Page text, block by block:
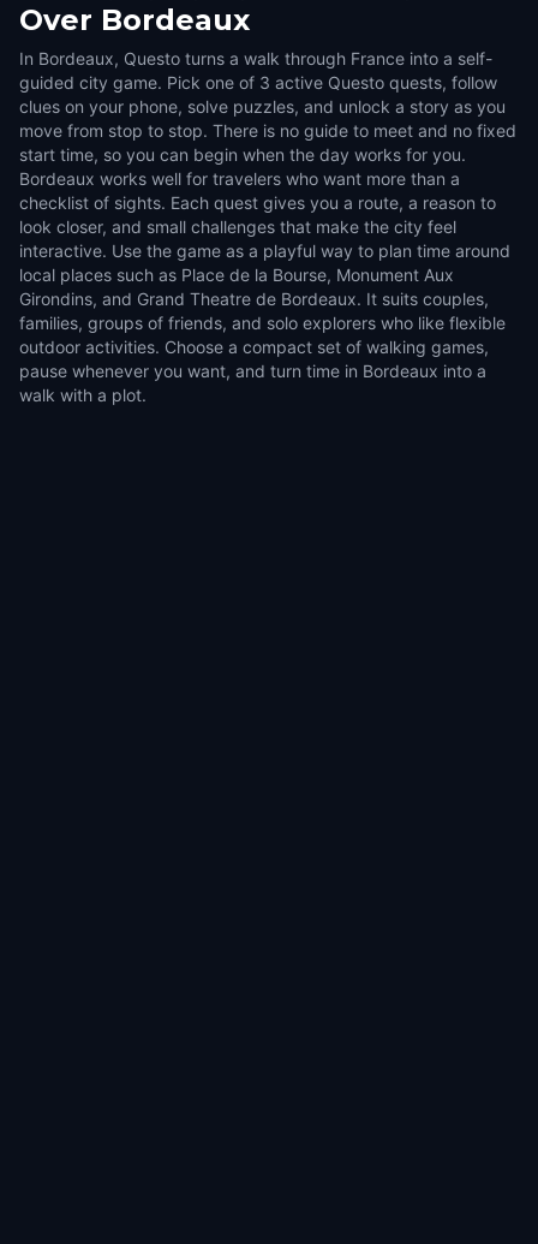
Over Bordeaux
In Bordeaux, Questo turns a walk through France into a self-
guided city game. Pick one of 3 active Questo quests, follow
clues on your phone, solve puzzles, and unlock a story as you
move from stop to stop. There is no guide to meet and no fixed
start time, so you can begin when the day works for you.
Bordeaux works well for travelers who want more than a
checklist of sights. Each quest gives you a route, a reason to
look closer, and small challenges that make the city feel
interactive. Use the game as a playful way to plan time around
local places such as Place de la Bourse, Monument Aux
Girondins, and Grand Theatre de Bordeaux. It suits couples,
families, groups of friends, and solo explorers who like flexible
outdoor activities. Choose a compact set of walking games,
pause whenever you want, and turn time in Bordeaux into a
walk with a plot.